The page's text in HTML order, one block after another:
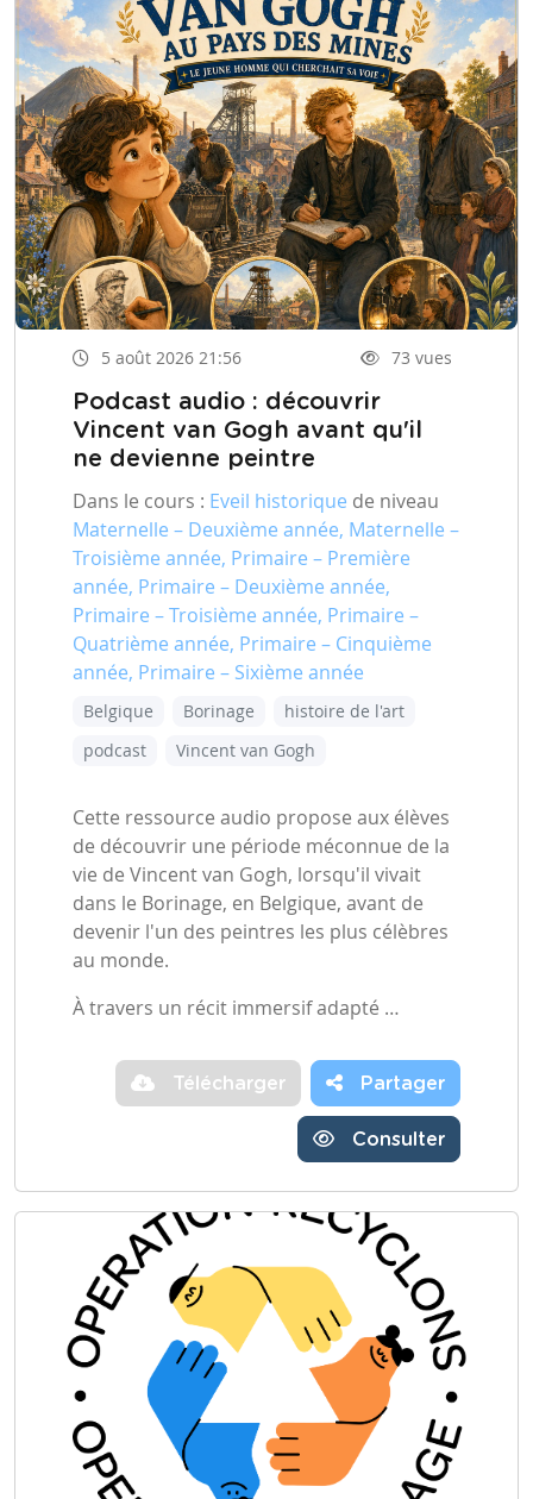
5 août 2026 21:56 73 vues
Podcast audio : découvrir
Vincent van Gogh avant qu'il
ne devienne peintre
Dans le cours : Eveil historique de niveau
Maternelle – Deuxième année, Maternelle –
Troisième année, Primaire – Première
année, Primaire – Deuxième année,
Primaire – Troisième année, Primaire –
Quatrième année, Primaire – Cinquième
année, Primaire – Sixième année
Belgique Borinage
histoire de l'art
podcast
Vincent van Gogh
Cette ressource audio propose aux élèves
de découvrir une période méconnue de la
vie de Vincent van Gogh, lorsqu'il vivait
dans le Borinage, en Belgique, avant de
devenir l'un des peintres les plus célèbres
au monde.
À travers un récit immersif adapté …
Télécharger Partager
Consulter